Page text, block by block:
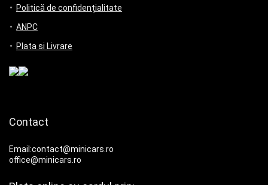
Politică de confidențialitate
ANPC
Plata si Livrare
Contact
Email:contact@minicars.ro
office@minicars.ro